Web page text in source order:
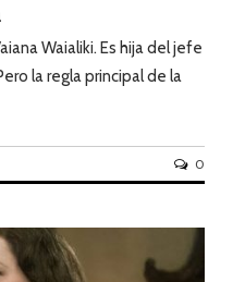
Waialiki. Es hija del jefe
la regla principal de la
0